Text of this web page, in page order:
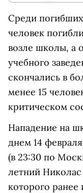
Среди погибших
человек
возле школы, а
учебного
скончались в
менее 15
критическом
Нападение на
днем 14
(в 23:30 по
летний
которого ранее